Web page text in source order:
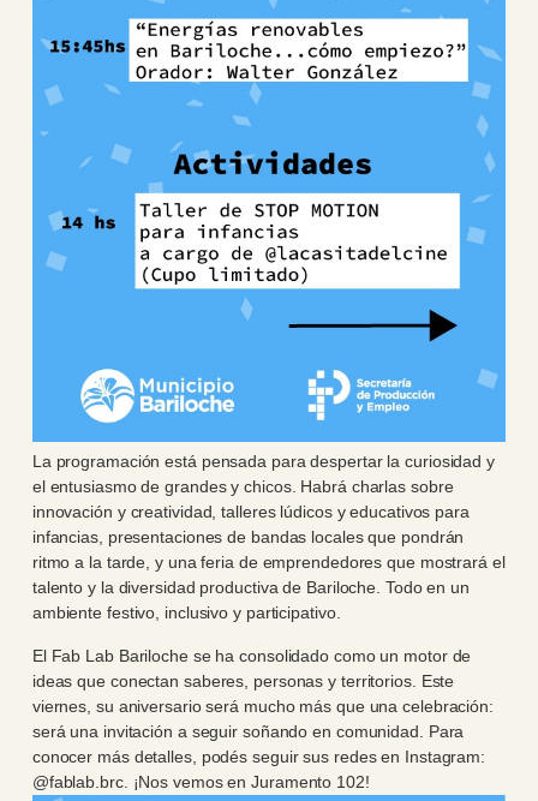
La programación está pensada para despertar la curiosidad y
el entusiasmo de grandes y chicos. Habrá charlas sobre
innovación y creatividad, talleres lúdicos y educativos para
infancias, presentaciones de bandas locales que pondrán
ritmo a la tarde, y una feria de emprendedores que mostrará el
talento y la diversidad productiva de Bariloche. Todo en un
ambiente festivo, inclusivo y participativo.
El Fab Lab Bariloche se ha consolidado como un motor de
ideas que conectan saberes, personas y territorios. Este
viernes, su aniversario será mucho más que una celebración:
será una invitación a seguir soñando en comunidad. Para
conocer más detalles, podés seguir sus redes en Instagram:
@fablab.brc. ¡Nos vemos en Juramento 102!